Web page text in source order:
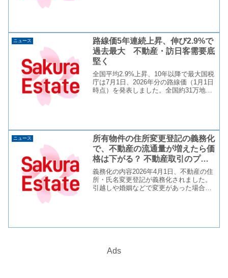
ニュース
路線価5年連続上昇、伸び2.9%で
過去最大 不動産・訪日客需要底
堅く
全国平均2.9%上昇、10年以降で最大国税
庁は7月1日、2026年分の路線価（1月1日
時点）を発表しました。全国約31万地点
ニュース
所有物件の住所変更登記の義務化
で、不動産の流通量が増えたら価
格は下がる？ 不動産取引のプロ
が解説
義務化の内容2026年4月1日、不動産の住
所・氏名変更登記が義務化されました。
引越しや婚姻などで変更があった場合、2
Ads